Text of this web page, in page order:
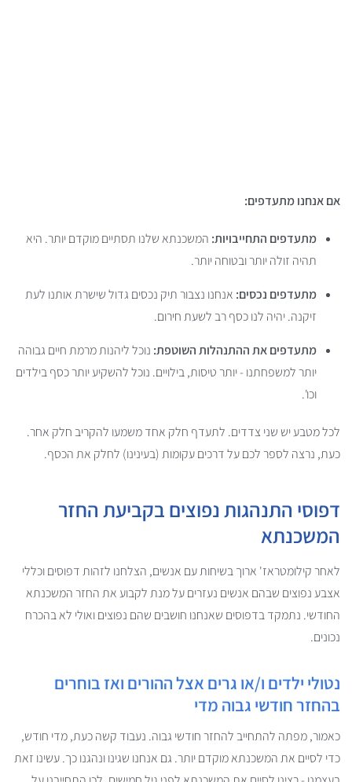
אם אנחנו מתעדפים:
מתעדפים התחייבויות: המשכנתא שלנו תסתיים מוקדם יותר. היא
תהיה זולה יותר ובטוחה יותר.
מתעדפים נכסים: אנחנו נצבור תיק נכסים גדול שישרת אותנו לעת
זיקנה. יהיה לנו כסף רב לשעת חירום.
מתעדפים את ההתנהלות השוטפת: נוכל ליהנות מרמת חיים גבוהה
יותר למשפחתנו - יותר טיסות, בילויים. נוכל להשקיע יותר כסף בילדים
וכו'.
לכל מטבע יש שני צדדים. לתעדף חלק אחד משמעו להקריב חלק אחר.
כעת, נרצה לספר לכם על דרכים עקומות (בעינינו) לחלק את הכסף.
דפוסי התנהגות נפוצים בקביעת החזר
המשכנתא
לאחר קילומטראז' ארוך בשיחות עם אנשים, הצלחנו לזהות דפוסים וכללי
אצבע נפוצים שבהם אנשים נעזרים על מנת לקבוע את החזר המשכנתא
החודשי. נתמקד בדפוסים שאנחנו חושבים שהם נפוצים ואולי לא בהכרח
נכונים.
נטולי ילדים ו/או גרים אצל ההורים ואז בוחרים
בהחזר חודשי גבוה מדי
כאמור, מפתה להתחייב להחזר חודשי גבוה. נעבוד קשה כעת, מדי חודש,
כדי לסיים את המשכנתא מוקדם יותר. גם אנחנו שגינו ונהגנו כך. עשינו זאת